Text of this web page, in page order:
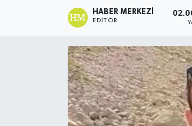
HABER MERKEZI
EDITÖR
Son Dakika Haberleri